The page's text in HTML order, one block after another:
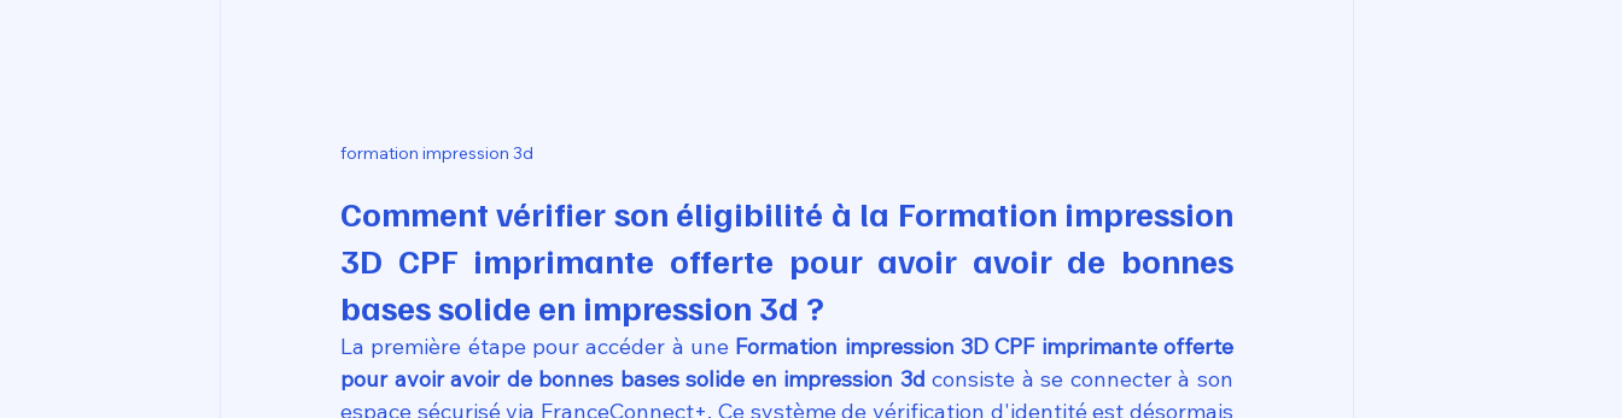
formation impression 3d
Comment vérifier son éligibilité à la Formation impression
3D CPF imprimante offerte pour avoir avoir de bonnes
bases solide en impression 3d ?
La première étape pour accéder à une Formation impression 3D CPF imprimante offerte
pour avoir avoir de bonnes bases solide en impression 3d consiste à se connecter à son
espace sécurisé via FranceConnect+. Ce système de vérification d'identité est désormais